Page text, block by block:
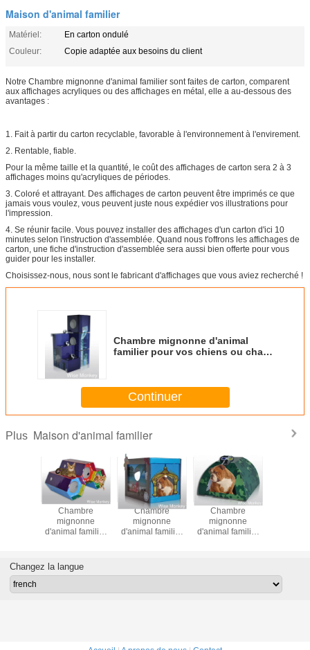
Maison d'animal familier
Matériel:
En carton ondulé
Couleur:
Copie adaptée aux besoins du client
Notre Chambre mignonne d'animal familier sont faites de carton, comparent
aux affichages acryliques ou des affichages en métal, elle a au-dessous des
avantages :
1. Fait à partir du carton recyclable, favorable à l'environnement à l'envirement.
2. Rentable, fiable.
Pour la même taille et la quantité, le coût des affichages de carton sera 2 à 3
affichages moins qu'acryliques de périodes.
3. Coloré et attrayant. Des affichages de carton peuvent être imprimés ce que
jamais vous voulez, vous peuvent juste nous expédier vos illustrations pour
l'impression.
4. Se réunir facile. Vous pouvez installer des affichages d'un carton d'ici 10
minutes selon l'instruction d'assemblée. Quand nous t'offrons les affichages de
carton, une fiche d'instruction d'assemblée sera aussi bien offerte pour vous
guider pour les installer.
Choisissez-nous, nous sont le fabricant d'affichages que vous aviez recherché !
Chambre mignonne d'animal
familier pour vos chiens ou chats
Continuer
Plus Maison d'animal familier
Chambre
mignonne
d'animal familier
Chambre
mignonne
d'animal familier
Chambre
mignonne
d'animal familier
Changez la langue